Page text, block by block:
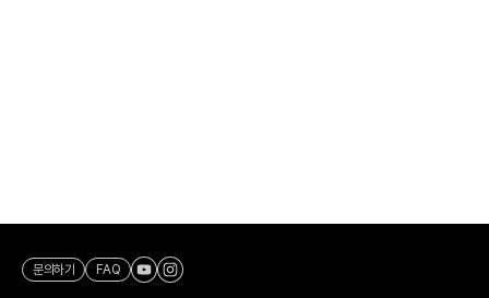
문의하기 FAQ